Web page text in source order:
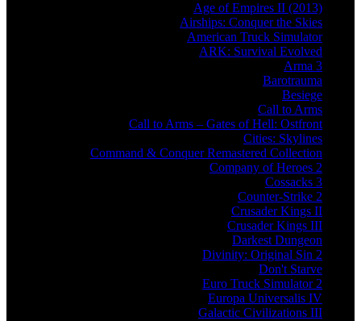
Age of Empires II (2013)
Airships: Conquer the Skies
American Truck Simulator
ARK: Survival Evolved
Arma 3
Barotrauma
Besiege
Call to Arms
Call to Arms – Gates of Hell: Ostfront
Cities: Skylines
Command & Conquer Remastered Collection
Company of Heroes 2
Cossacks 3
Counter-Strike 2
Crusader Kings II
Crusader Kings III
Darkest Dungeon
Divinity: Original Sin 2
Don't Starve
Euro Truck Simulator 2
Europa Universalis IV
Galactic Civilizations III